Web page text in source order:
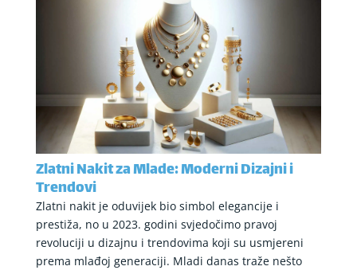
Zlatni Nakit za Mlade: Moderni Dizajni i
Trendovi
Zlatni nakit je oduvijek bio simbol elegancije i
prestiža, no u 2023. godini svjedočimo pravoj
revoluciji u dizajnu i trendovima koji su usmjereni
prema mlađoj generaciji. Mladi danas traže nešto